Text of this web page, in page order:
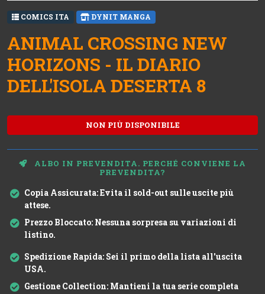
COMICS ITA DYNIT MANGA
ANIMAL CROSSING NEW
HORIZONS - IL DIARIO
DELL'ISOLA DESERTA 8
NON PIÙ DISPONIBILE
ALBO IN PREVENDITA. PERCHÉ CONVIENE LA
PREVENDITA?
Copia Assicurata:Evita il sold-out sulle uscite più
attese.
Prezzo Bloccato: Nessuna sorpresa su variazioni di
listino.
Spedizione Rapida: Sei il primo della lista all'uscita
USA.
Gestione Collection: Mantieni la tua serie completa